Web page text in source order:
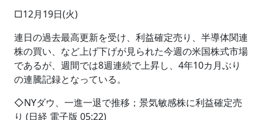
□12月19日(火)
連日の過去最高更新を受け、利益確定売り、半導体関連
株の買い、など上げ下げが見られた今週の米国株式市場
であるが、週間では8週連続で上昇し、4年10カ月ぶり
の連騰記録となっている。
◇NYダウ、一進一退で推移；景気敏感株に利益確定売
り (日経 電子版 05:22)